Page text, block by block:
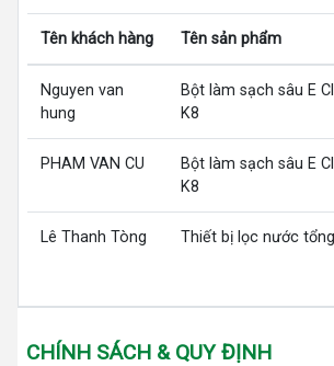
Tên khách hàng Tên sản phẩm
Nguyen van
hung
Bột làm sạch sâu E
K8
PHAM VAN CU
Bột làm sạch sâu E
K8
Lê Thanh Tòng Thiết bị lọc nước
CHÍNH SÁCH & QUY ĐỊNH